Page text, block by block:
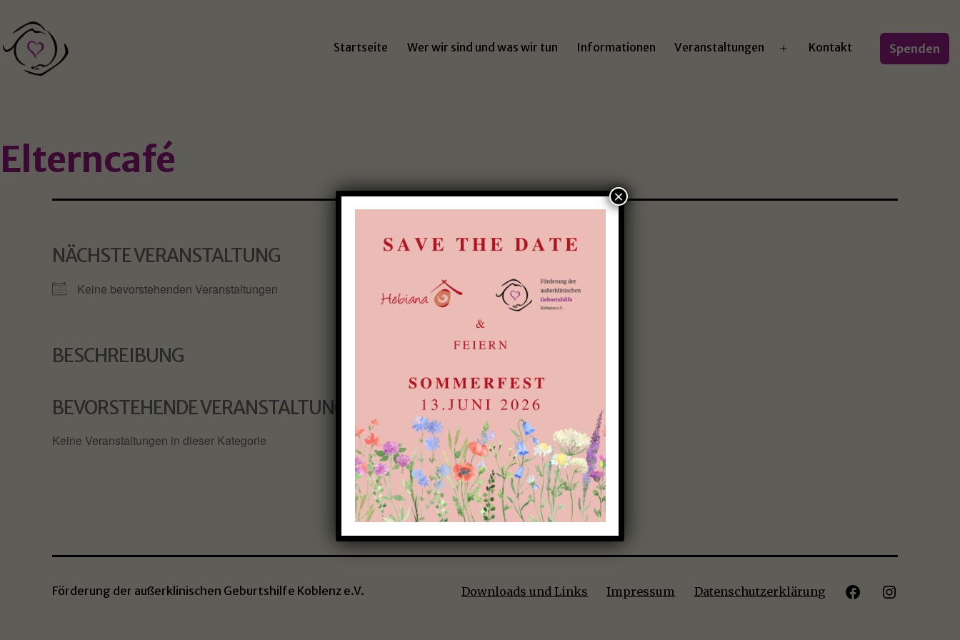
Inhalt
springen
außerklinischen
Geburtshilfe
Startseite Wer wir sind und was wir tun Informationen Veranstaltungen
Menü
Kontakt Spenden
Elterncafé
NÄCHSTE VERANSTALTUNG
Keine bevorstehenden Veranstaltungen
BESCHREIBUNG
BEVORSTEHENDE VERANSTALTUNGEN
Keine Veranstaltungen in dieser Kategorie
Förderung der außerklinischen Geburtshilfe Koblenz e.V. Downloads und Links Impressum Datenschutzerklärung Facebook
×